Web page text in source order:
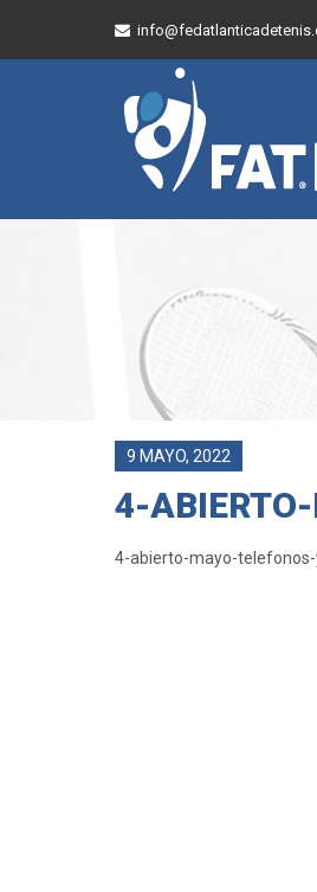
9 MAYO, 2022
4-
4-abierto-mayo-